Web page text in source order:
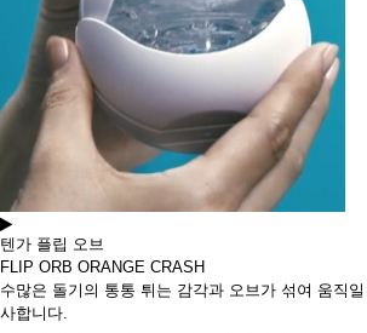
텐가 플립 오브
FLIP ORB ORANGE CRASH
수많은 돌기의 통통 튀는 감각과 오브가 섞여 움직
사합니다.